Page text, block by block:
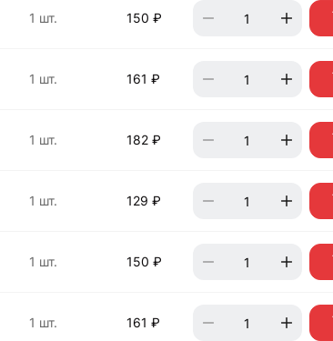
1 шт. 150 ₽
1 шт. 161 ₽
1 шт. 182 ₽
1 шт. 129 ₽
1 шт. 150 ₽
1 шт. 161 ₽